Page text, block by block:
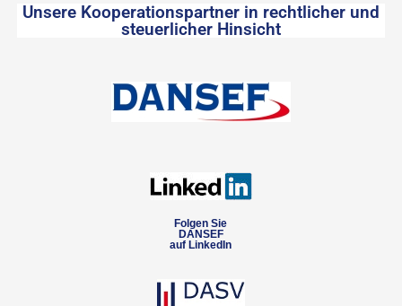
Unsere Kooperationspartner in rechtlicher und
steuerlicher Hinsicht
Folgen Sie
DANSEF
auf LinkedIn